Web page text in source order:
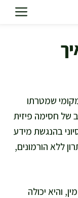
שמטרתו
של חסימה פיזית
בהנגשת מידע
ללא הורמונים,
והיא יכולה